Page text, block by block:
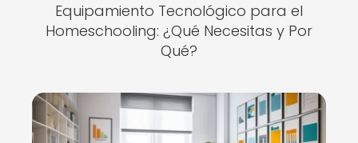
Equipamiento Tecnológico para el
Homeschooling: ¿Qué Necesitas y Por
Qué?